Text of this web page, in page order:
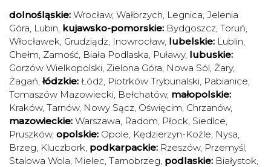
dolnośląskie: Wrocław, Wałbrzych, Legnica, Jelenia
Góra, Lubin, kujawsko-pomorskie: Bydgoszcz, Toruń,
Włocławek, Grudziądz, Inowrocław, lubelskie: Lublin,
Chełm, Zamość, Biała Podlaska, Puławy, lubuskie:
Gorzów Wielkopolski, Zielona Góra, Nowa Sól, Żary,
Żagań, łódzkie: Łódź, Piotrków Trybunalski, Pabianice,
Tomaszów Mazowiecki, Bełchatów, małopolskie:
Kraków, Tarnów, Nowy Sącz, Oświęcim, Chrzanów,
mazowieckie: Warszawa, Radom, Płock, Siedlce,
Pruszków, opolskie: Opole, Kędzierzyn-Koźle, Nysa,
Brzeg, Kluczbork, podkarpackie: Rzeszów, Przemyśl,
Stalowa Wola, Mielec, Tarnobrzeg, podlaskie: Białystok,